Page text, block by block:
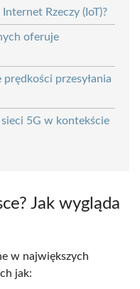
Rzeczy (IoT)?
oferuje
przesyłania
5G w kontekście
Jak wygląda
w największych
jak: